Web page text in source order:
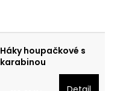
Háky houpačkové s
karabinou